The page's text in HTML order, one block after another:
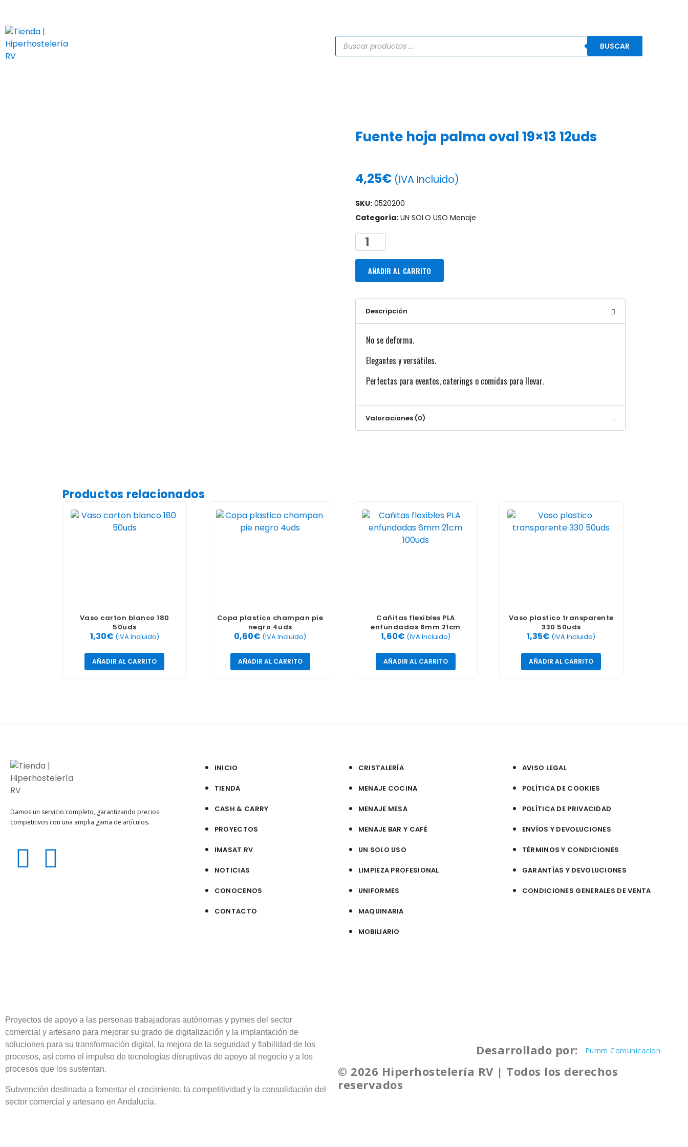
BUSCAR
Fuente hoja palma oval 19×13 12uds
4,25€ (IVA Incluido)
SKU: 0520200
Categoría: UN SOLO USO Menaje
AÑADIR AL CARRITO
Descripción
No se deforma.
Elegantes y versátiles.
Perfectas para eventos, caterings o comidas para llevar.
Valoraciones (0)
Productos relacionados
Vaso carton blanco 180
50uds
1,30€ (IVA Incluido)
AÑADIR AL CARRITO
Copa plastico champan pie
negro 4uds
0,60€ (IVA Incluido)
AÑADIR AL CARRITO
Cañitas flexibles PLA
enfundadas 6mm 21cm
100uds
1,60€ (IVA Incluido)
AÑADIR AL CARRITO
Vaso plastico transparente
330 50uds
1,35€ (IVA Incluido)
AÑADIR AL CARRITO
Damos un servicio completo, garantizando precios
competitivos con una amplia gama de artículos.
INICIO
TIENDA
CASH & CARRY
PROYECTOS
IMASAT RV
NOTICIAS
CONOCENOS
CONTACTO
CRISTALERÍA
MENAJE COCINA
MENAJE MESA
MENAJE BAR Y CAFÉ
UN SOLO USO
LIMPIEZA PROFESIONAL
UNIFORMES
MAQUINARIA
MOBILIARIO
AVISO LEGAL
POLÍTICA DE COOKIES
POLÍTICA DE PRIVACIDAD
ENVÍOS Y DEVOLUCIONES
TÉRMINOS Y CONDICIONES
GARANTÍAS Y DEVOLUCIONES
CONDICIONES GENERALES DE VENTA
Proyectos de apoyo a las personas trabajadoras autónomas y pymes del sector
comercial y artesano para mejorar su grado de digitalización y la implantación de
soluciones para su transformación digital, la mejora de la seguridad y fiabilidad de los
procesos, así como el impulso de tecnologías disruptivas de apoyo al negocio y a los
procesos que los sustentan.
Subvención destinada a fomentar el crecimiento, la competitividad y la consolidación del
sector comercial y artesano en Andalucía.
Desarrollado por: Pumm Comunicacion
© 2026 Hiperhostelería RV | Todos los derechos
reservados